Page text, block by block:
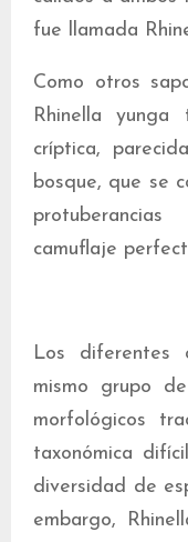
fue llamada
Como otros
Rhinella yunga
críptica,
bosque, que se
camuflaje
Los diferentes
mismo grupo
morfológicos
taxonómica
diversidad de
embargo,